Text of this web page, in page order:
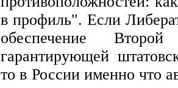
в профиль". Если
обеспечение Второй
гарантирующей
то в России именно что